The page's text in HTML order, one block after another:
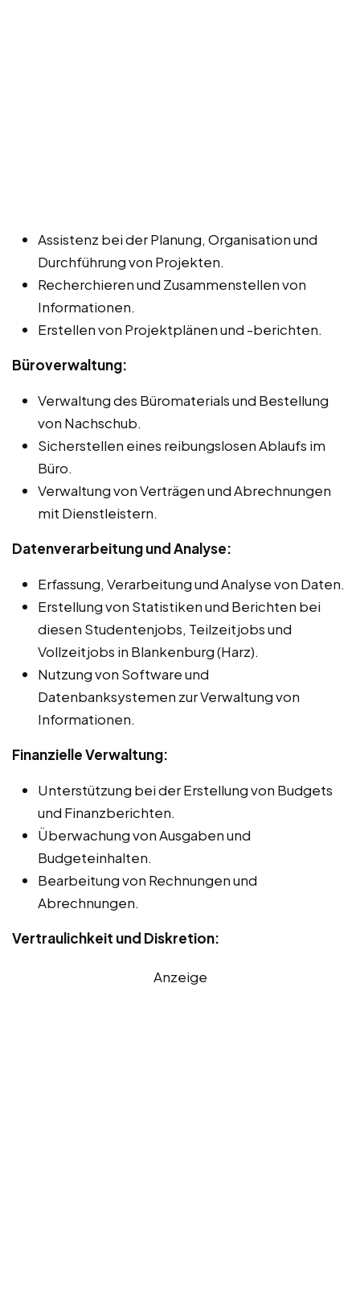
Assistenz bei der Planung, Organisation und
Durchführung von Projekten.
Recherchieren und Zusammenstellen von
Informationen.
Erstellen von Projektplänen und -berichten.
Büroverwaltung:
Verwaltung des Büromaterials und Bestellung
von Nachschub.
Sicherstellen eines reibungslosen Ablaufs im
Büro.
Verwaltung von Verträgen und Abrechnungen
mit Dienstleistern.
Datenverarbeitung und Analyse:
Erfassung, Verarbeitung und Analyse von Daten.
Erstellung von Statistiken und Berichten bei
diesen Studentenjobs, Teilzeitjobs und
Vollzeitjobs in Blankenburg (Harz).
Nutzung von Software und
Datenbanksystemen zur Verwaltung von
Informationen.
Finanzielle Verwaltung:
Unterstützung bei der Erstellung von Budgets
und Finanzberichten.
Überwachung von Ausgaben und
Budgeteinhalten.
Bearbeitung von Rechnungen und
Abrechnungen.
Vertraulichkeit und Diskretion:
Anzeige